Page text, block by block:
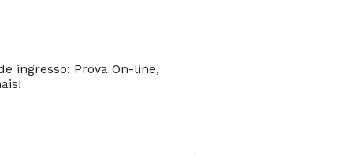
ingresso: Prova On-line,